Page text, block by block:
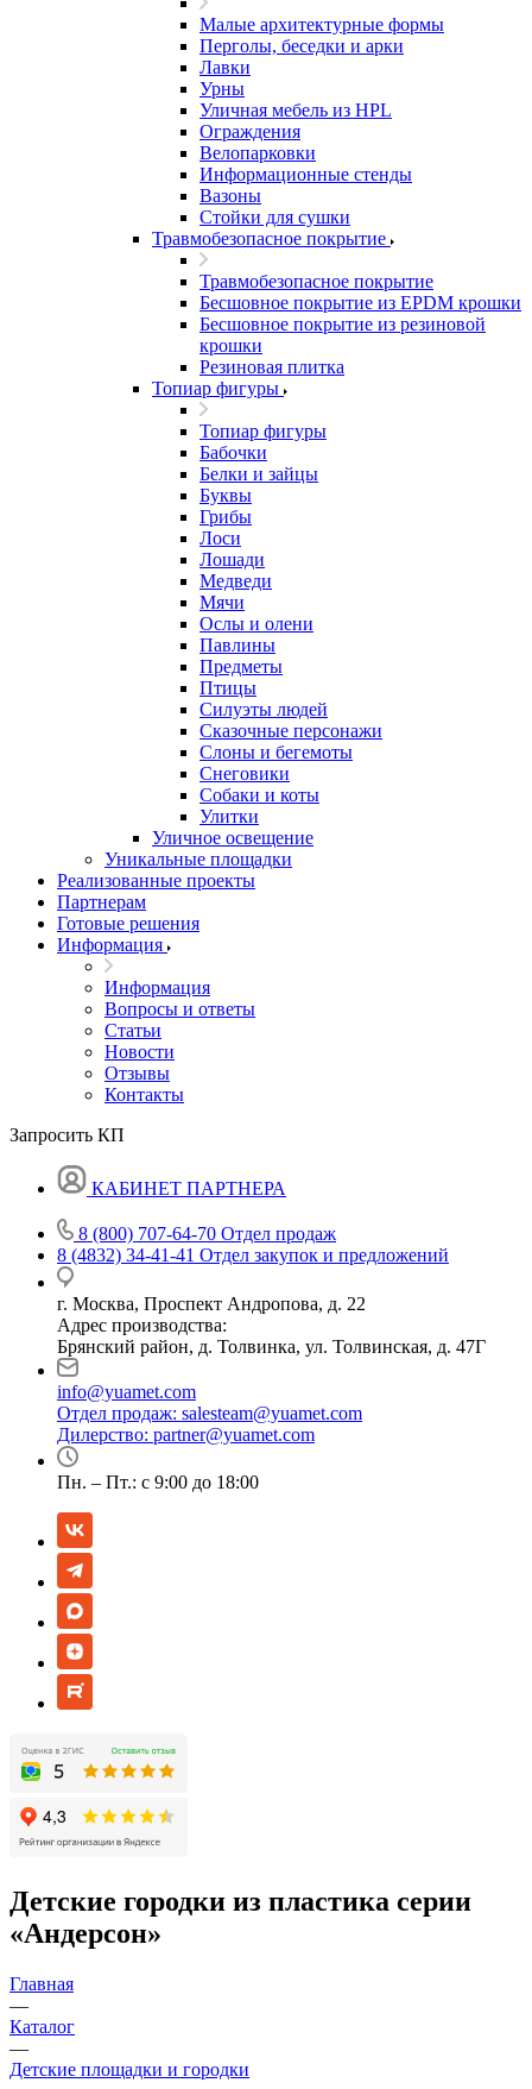
Малые архитектурные формы
Перголы, беседки и арки
Лавки
Урны
Уличная мебель из HPL
Ограждения
Велопарковки
Информационные стенды
Вазоны
Стойки для сушки
Травмобезопасное покрытие
Травмобезопасное покрытие
Бесшовное покрытие из EPDM крошки
Бесшовное покрытие из резиновой
крошки
Резиновая плитка
Топиар фигуры
Топиар фигуры
Бабочки
Белки и зайцы
Буквы
Грибы
Лоси
Лошади
Медведи
Мячи
Ослы и олени
Павлины
Предметы
Птицы
Силуэты людей
Сказочные персонажи
Слоны и бегемоты
Снеговики
Собаки и коты
Улитки
Уличное освещение
Уникальные площадки
Реализованные проекты
Партнерам
Готовые решения
Информация
Информация
Вопросы и ответы
Статьи
Новости
Отзывы
Контакты
Запросить КП
КАБИНЕТ ПАРТНЕРА
8 (800) 707-64-70 Отдел продаж
8 (4832) 34-41-41 Отдел закупок и предложений
г. Москва, Проспект Андропова, д. 22
Адрес производства:
Брянский район, д. Толвинка, ул. Толвинская, д. 47Г
info@yuamet.com
Отдел продаж: salesteam@yuamet.com
Дилерство: partner@yuamet.com
Пн. – Пт.: с 9:00 до 18:00
Детские городки из пластика серии
«Андерсон»
Главная
—
Каталог
—
Детские площадки и городки